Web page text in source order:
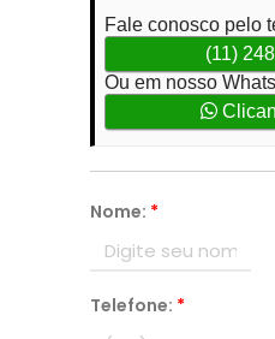
Fale conosco pelo
(11)
Ou em nosso
Nome: *
Telefone: *